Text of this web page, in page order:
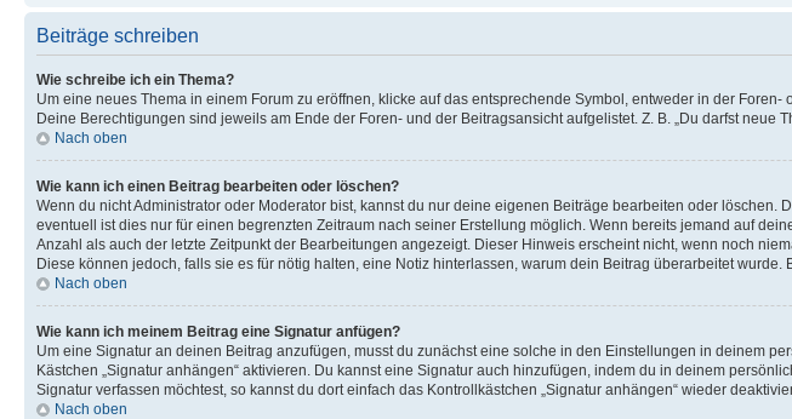
Beiträge schreiben
Wie schreibe ich ein Thema?
Um eine neues Thema in einem Forum zu eröffnen, klicke auf das entsprechende Symbol, entweder in der
Deine Berechtigungen sind jeweils am Ende der Foren- und der Beitragsansicht aufgelistet. Z. B. „Du darfst neue
Nach oben
Wie kann ich einen Beitrag bearbeiten oder löschen?
Wenn du nicht Administrator oder Moderator bist, kannst du nur deine eigenen Beiträge bearbeiten oder
eventuell ist dies nur für einen begrenzten Zeitraum nach seiner Erstellung möglich. Wenn bereits jemand auf
Anzahl als auch der letzte Zeitpunkt der Bearbeitungen angezeigt. Dieser Hinweis erscheint nicht, wenn noch
Diese können jedoch, falls sie es für nötig halten, eine Notiz hinterlassen, warum dein Beitrag überarbeitet
Nach oben
Wie kann ich meinem Beitrag eine Signatur anfügen?
Um eine Signatur an deinen Beitrag anzufügen, musst du zunächst eine solche in den Einstellungen in deinem
Kästchen „Signatur anhängen“ aktivieren. Du kannst eine Signatur auch hinzufügen, indem du in deinem
Signatur verfassen möchtest, so kannst du dort einfach das Kontrollkästchen „Signatur anhängen“ wieder
Nach oben